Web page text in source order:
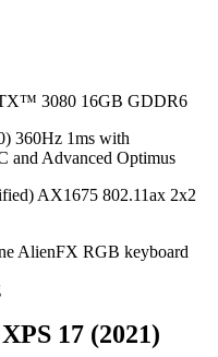
3080 16GB GDDR6
360Hz 1ms with
Advanced Optimus
AX1675 802.11ax 2x2
AlienFX RGB keyboard
17 (2021)